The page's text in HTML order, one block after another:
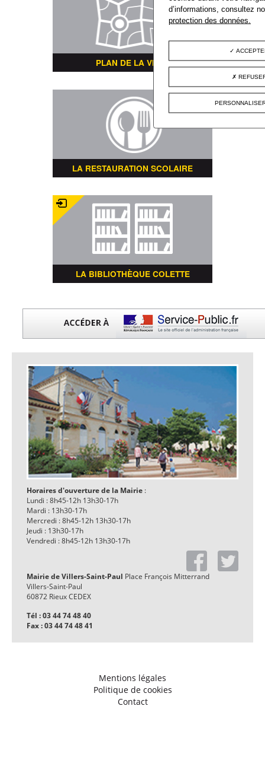
PLAN DE LA VILLE
LA RESTAURATION SCOLAIRE
LA BIBLIOTHÈQUE COLETTE
Horaires d'ouverture de la Mairie :
Lundi : 8h45-12h 13h30-17h
Mardi : 13h30-17h
Mercredi : 8h45-12h 13h30-17h
Jeudi : 13h30-17h
Vendredi : 8h45-12h 13h30-17h
Mairie de Villers-Saint-Paul Place François Mitterrand
Villers-Saint-Paul
60872 Rieux CEDEX
Tél : 03 44 74 48 40
Fax : 03 44 74 48 41
Mentions légales
Politique de cookies
Contact
d’informations, consultez
protection des données.